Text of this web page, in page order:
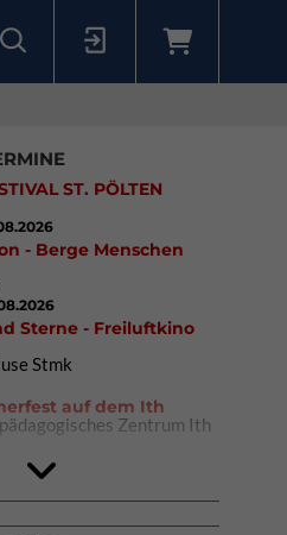
ST. PÖLTEN
- Berge Menschen
Sterne - Freiluftkino
Stmk
auf dem Ith
Zentrum Ith
München